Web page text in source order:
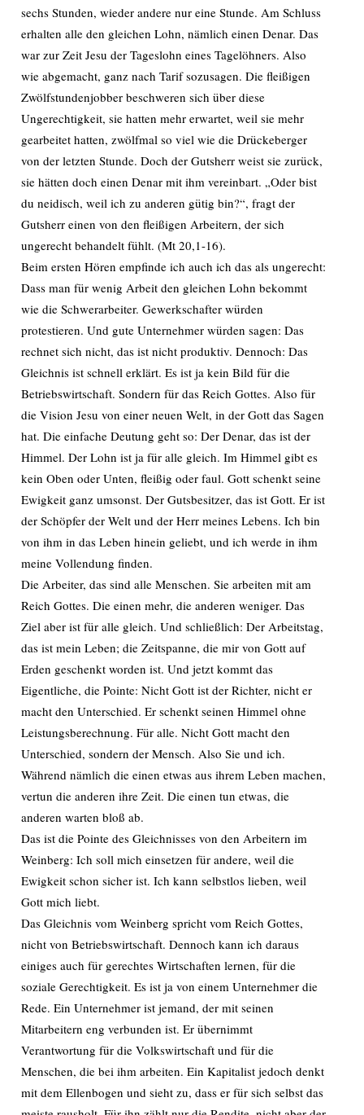
sechs Stunden, wieder andere nur eine Stunde. Am Schluss
erhalten alle den gleichen Lohn, nämlich einen Denar. Das
war zur Zeit Jesu der Tageslohn eines Tagelöhners. Also
wie abgemacht, ganz nach Tarif sozusagen. Die fleißigen
Zwölfstundenjobber beschweren sich über diese
Ungerechtigkeit, sie hatten mehr erwartet, weil sie mehr
gearbeitet hatten, zwölfmal so viel wie die Drückeberger
von der letzten Stunde. Doch der Gutsherr weist sie zurück,
sie hätten doch einen Denar mit ihm vereinbart. „Oder bist
du neidisch, weil ich zu anderen gütig bin?“, fragt der
Gutsherr einen von den fleißigen Arbeitern, der sich
ungerecht behandelt fühlt. (Mt 20,1-16).
Beim ersten Hören empfinde ich auch ich das als ungerecht:
Dass man für wenig Arbeit den gleichen Lohn bekommt
wie die Schwerarbeiter. Gewerkschafter würden
protestieren. Und gute Unternehmer würden sagen: Das
rechnet sich nicht, das ist nicht produktiv. Dennoch: Das
Gleichnis ist schnell erklärt. Es ist ja kein Bild für die
Betriebswirtschaft. Sondern für das Reich Gottes. Also für
die Vision Jesu von einer neuen Welt, in der Gott das Sagen
hat. Die einfache Deutung geht so: Der Denar, das ist der
Himmel. Der Lohn ist ja für alle gleich. Im Himmel gibt es
kein Oben oder Unten, fleißig oder faul. Gott schenkt seine
Ewigkeit ganz umsonst. Der Gutsbesitzer, das ist Gott. Er ist
der Schöpfer der Welt und der Herr meines Lebens. Ich bin
von ihm in das Leben hinein geliebt, und ich werde in ihm
meine Vollendung finden.
Die Arbeiter, das sind alle Menschen. Sie arbeiten mit am
Reich Gottes. Die einen mehr, die anderen weniger. Das
Ziel aber ist für alle gleich. Und schließlich: Der Arbeitstag,
das ist mein Leben; die Zeitspanne, die mir von Gott auf
Erden geschenkt worden ist. Und jetzt kommt das
Eigentliche, die Pointe: Nicht Gott ist der Richter, nicht er
macht den Unterschied. Er schenkt seinen Himmel ohne
Leistungsberechnung. Für alle. Nicht Gott macht den
Unterschied, sondern der Mensch. Also Sie und ich.
Während nämlich die einen etwas aus ihrem Leben machen,
vertun die anderen ihre Zeit. Die einen tun etwas, die
anderen warten bloß ab.
Das ist die Pointe des Gleichnisses von den Arbeitern im
Weinberg: Ich soll mich einsetzen für andere, weil die
Ewigkeit schon sicher ist. Ich kann selbstlos lieben, weil
Gott mich liebt.
Das Gleichnis vom Weinberg spricht vom Reich Gottes,
nicht von Betriebswirtschaft. Dennoch kann ich daraus
einiges auch für gerechtes Wirtschaften lernen, für die
soziale Gerechtigkeit. Es ist ja von einem Unternehmer die
Rede. Ein Unternehmer ist jemand, der mit seinen
Mitarbeitern eng verbunden ist. Er übernimmt
Verantwortung für die Volkswirtschaft und für die
Menschen, die bei ihm arbeiten. Ein Kapitalist jedoch denkt
mit dem Ellenbogen und sieht zu, dass er für sich selbst das